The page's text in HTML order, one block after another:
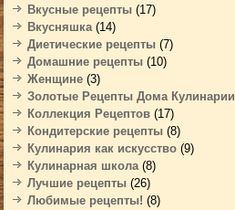
Вкусные рецепты (17)
Вкусняшка(14)
Диетические рецепты (7)
Домашние рецепты (10)
Женщине (3)
Золотые Рецепты Дома Кулинарии
Коллекция Рецептов (17)
Кондитерские рецепты (8)
Кулинария как искусство (9)
Кулинарная школа(8)
Лучшие рецепты (26)
Любимые рецепты! (8)